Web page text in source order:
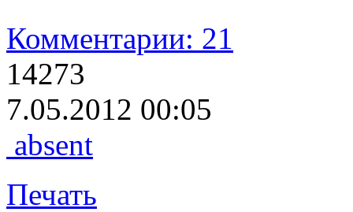
Комментарии: 21
14273
7.05.2012 00:05
absent
Печать